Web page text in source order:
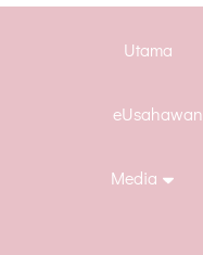
Utama
eUsahawan
Media